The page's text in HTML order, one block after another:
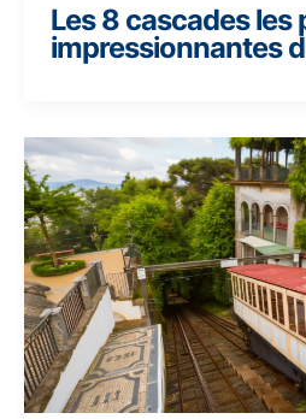
Les 8 cascades les
impressionnantes